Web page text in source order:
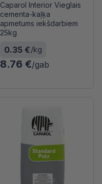
Caparol Interior Vieglais
cementa-kaļķa
apmetums iekšdarbiem
25kg
0.35 €/kg
8.76 €/gab